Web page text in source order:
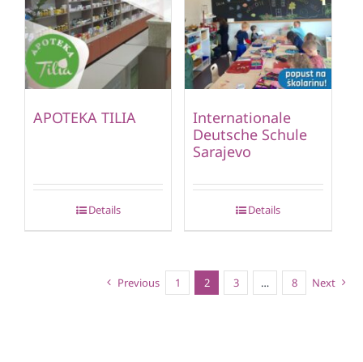
APOTEKA TILIA
Details
Internationale
Deutsche Schule
Sarajevo
Details
Previous 1 2 3 … 8 Next